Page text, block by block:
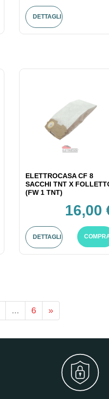
DETTAGLI
ELETTROCASA CF 8
SACCHI TNT X
(FW 1 TNT)
16,00
DETTAGLI
... 6 »